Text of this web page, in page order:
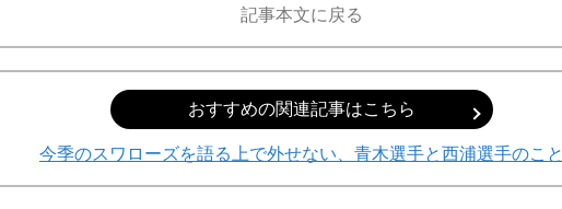
記事本文に戻る
おすすめの関連記事はこちら
今季のスワローズを語る上で外せない、青木選手と西浦選手のこと